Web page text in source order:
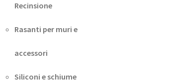
Recinsione
Rasanti per muri e
accessori
Siliconi e schiume